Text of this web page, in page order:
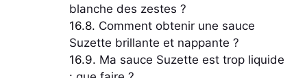
blanche des zestes ?
Comment obtenir une sauce
Suzette brillante et nappante ?
Ma sauce Suzette est trop liquide